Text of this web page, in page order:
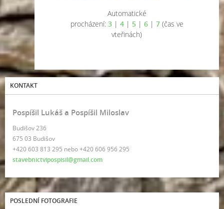
Automatické
procházení: 3| 4| 5| 6| 7(čas ve
vteřinách)
KONTAKT
Pospíšil Lukáš a Pospíšil Miloslav
Budišov 236
675 03 Budišov
+420 603 813 295 nebo +420 606 956 295
stavebnictvipospisil@gmail.com
POSLEDNÍ FOTOGRAFIE